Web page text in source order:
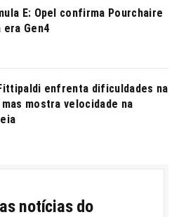
E: Opel confirma Pourchaire
era Gen4
enfrenta dificuldades na
mas mostra velocidade na
notícias do